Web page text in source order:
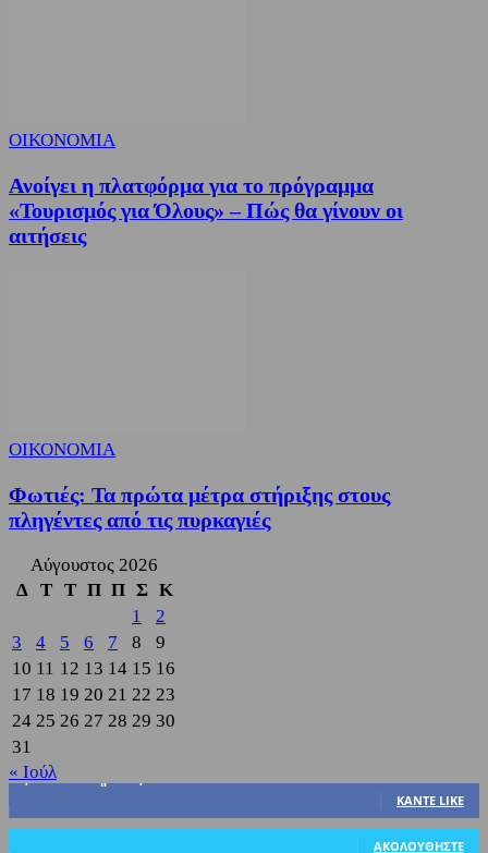
ΟΙΚΟΝΟΜΙΑ
Ανοίγει η πλατφόρμα για το πρόγραμμα
«Τουρισμός για Όλους» – Πώς θα γίνουν οι
αιτήσεις
ΟΙΚΟΝΟΜΙΑ
Φωτιές: Τα πρώτα μέτρα στήριξης στους
πληγέντες από τις πυρκαγιές
Αύγουστος 2026
Δ
Τ Τ Π Π Σ Κ
1
2
3
4 5 6 7 8
9
10 11 12 13 14 15 16
17 18 19 20 21 22 23
24 25 26 27 28 29 30
31
« Ιούλ
3,822
ΚΆΝΤΕ LIKE
ΑΚΟΛΟΥΘΉΣΤΕ